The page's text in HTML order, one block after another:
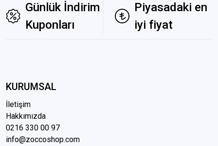
Günlük İndirim
Kuponları
Piyasadaki en
iyi fiyat
KURUMSAL
İletişim
Hakkımızda
0216 330 00 97
info@zoccoshop.com